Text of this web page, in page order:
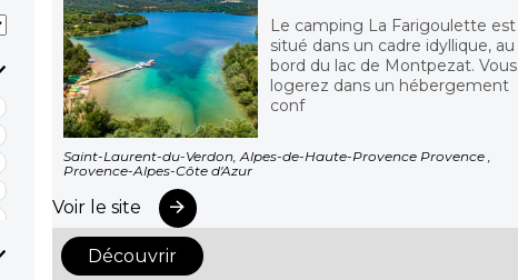
Le camping La Farigoulette est
situé dans un cadre idyllique, au
bord du lac de Montpezat. Vous
logerez dans un hébergement
conf
Saint-Laurent-du-Verdon, Alpes-de-Haute-Provence Provence ,
Provence-Alpes-Côte d'Azur
Voir le site
Découvrir